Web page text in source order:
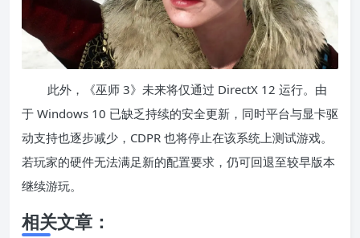
此外，《巫师 3》未来将仅通过 DirectX 12 运行。由
于 Windows 10 已缺乏持续的安全更新，同时平台与显卡驱
动支持也逐步减少，CDPR 也将停止在该系统上测试游戏。
若玩家的硬件无法满足新的配置要求，仍可回退至较早版本
继续游玩。
相关文章：